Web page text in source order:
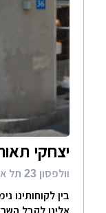
יצחקי
וולפסון 23 תל אביב 66068
בין לקוחותינו
אלינו לקבל